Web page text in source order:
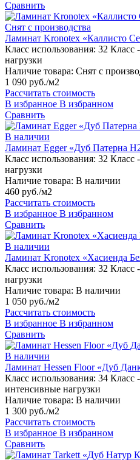
Сравнить
Снят с производства
Ламинат Kronotex «Каллисто
Класс использования: 32 Класс
нагрузки
Наличие товара: Снят с
1 090 руб./м2
Рассчитать стоимость
В избранное В избранном
Сравнить
В наличии
Ламинат Egger «Дуб Патерна
Класс использования: 32 Класс
нагрузки
Наличие товара: В наличии
460 руб./м2
Рассчитать стоимость
В избранное В избранном
Сравнить
В наличии
Ламинат Kronotex «Хасиенда
Класс использования: 32 Класс
нагрузки
Наличие товара: В наличии
1 050 руб./м2
Рассчитать стоимость
В избранное В избранном
Сравнить
В наличии
Ламинат Hessen Floor «Дуб
Класс использования: 34 Класс
интенсивные нагрузки
Наличие товара: В наличии
1 300 руб./м2
Рассчитать стоимость
В избранное В избранном
Сравнить